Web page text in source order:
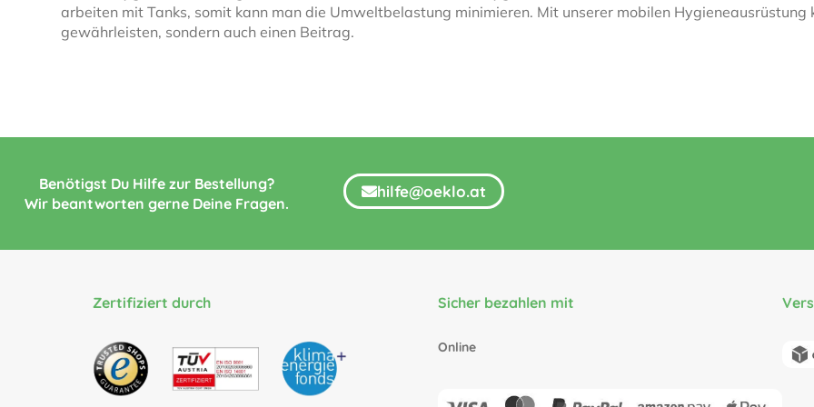
arbeiten mit Tanks, somit kann man die Umweltbelastung minimieren. Mit unserer mobilen Hygieneausrüstung
gewährleisten, sondern auch einen Beitrag.
Benötigst Du Hilfe zur Bestellung?
Wir beantworten gerne Deine Fragen.
hilfe@oeklo.at
Zertifiziert durch Sicher bezahlen mit
Online